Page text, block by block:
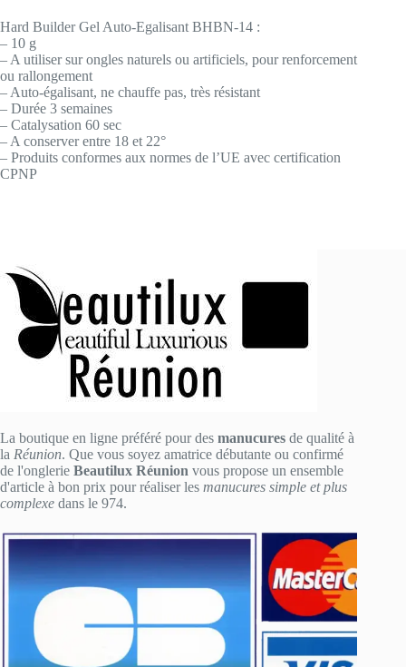
Hard Builder Gel Auto-Egalisant BHBN-14 :
– 10 g
– A utiliser sur ongles naturels ou artificiels, pour renforcement
ou rallongement
– Auto-égalisant, ne chauffe pas, très résistant
– Durée 3 semaines
– Catalysation 60 sec
– A conserver entre 18 et 22°
– Produits conformes aux normes de l’UE avec certification
CPNP
La boutique en ligne préféré pour des manucures de qualité à
la Réunion. Que vous soyez amatrice débutante ou confirmé
de l'onglerie Beautilux Réunion vous propose un ensemble
d'article à bon prix pour réaliser les manucures simple et plus
complexe dans le 974.